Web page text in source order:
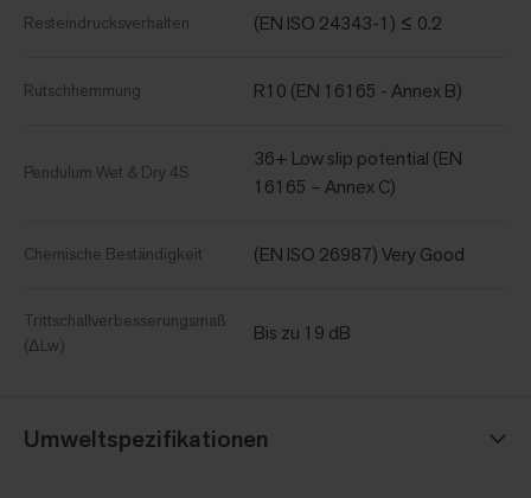
Resteindrucksverhalten (EN ISO 24343-1) ≤ 0.2
Rutschhemmung R10 (EN 16165 - Annex B)
Pendulum Wet & Dry 4S
36+ Low slip potential (EN
16165 – Annex C)
Chemische Beständigkeit (EN ISO 26987) Very Good
Trittschallverbesserungsmaß
(ΔLw)
Bis zu 19 dB
Umweltspezifikationen